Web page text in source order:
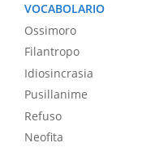
VOCABOLARIO
Ossimoro
Filantropo
Idiosincrasia
Pusillanime
Refuso
Neofita